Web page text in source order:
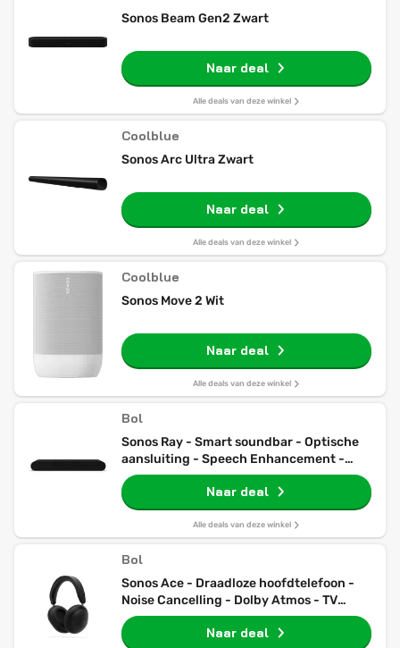
Sonos Beam Gen2 Zwart
Naar deal
Alle deals van deze winkel
Coolblue
Sonos Arc Ultra Zwart
Naar deal
Alle deals van deze winkel
Coolblue
Sonos Move 2 Wit
Naar deal
Alle deals van deze winkel
Bol
Sonos Ray - Smart soundbar - Optische
aansluiting - Speech Enhancement -
Compact design - Zwart
Naar deal
Alle deals van deze winkel
Bol
Sonos Ace - Draadloze hoofdtelefoon -
Noise Cancelling - Dolby Atmos - TV
Audio Swap - Zwart
Naar deal